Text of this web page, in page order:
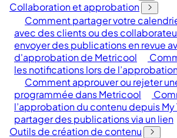
Collaboration et approbation
Comment partager votre
avec des clients ou des
envoyer des publications en revue
d'approbation de Metricool
les notifications lors de
Comment approuver ou rejeter
programmée dans Metricool
l’approbation du contenu depuis My
partager des publications via un lien
Outils de création de contenu